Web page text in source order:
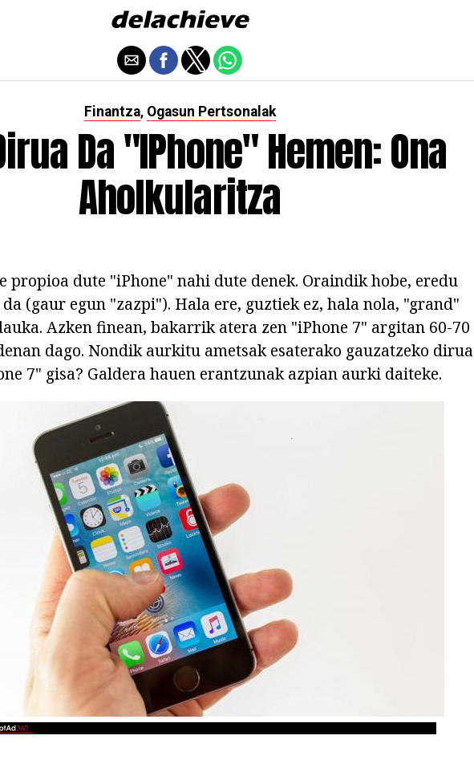
Finantza, Ogasun Pertsonalak
Da "iPhone" Hemen: Ona
Aholkularitza
propioa dute "iPhone" nahi dute denek. Oraindik hobe, eredu
(gaur egun "zazpi"). Hala ere, guztiek ez, hala nola, "grand"
Azken finean, bakarrik atera zen "iPhone 7" argitan 60-70
dago. Nondik aurkitu ametsak esaterako gauzatzeko dirua
7" gisa? Galdera hauen erantzunak azpian aurki daiteke.